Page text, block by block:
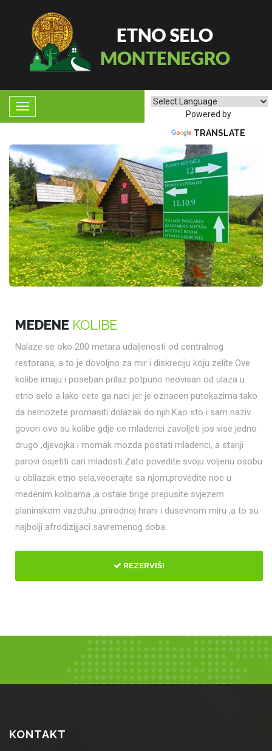
Powered by
TRANSLATE
MEDENE KOLIBE
Nalaze se oko 200 metara udaljenosti od centralnog
restorana, a to je dovoljno za mir i diskreciju koju zelite.Ove
kolibe imaju i poseban prilaz potpuno neovisan od ulaza u
etno selo a lako cete ga naci jer je oznacen putokazima tako
da nemozete promasiti dolazak do njih.Kao sto i sam naziv
govori ovo su kolibe gdje ce mladenci zavoljeti jos vise jedno
drugo ,djevojka i momak mozda postati mladenci, a stariji
parovi osjetiti cari mladosti.Zato povedite svoju voljenu osobu
u obilazak etno sela,vecerajte sa njom,provedite noc u
medenim kolibama ,a ostale brige prepusite svjezem
planinskom vazduhu ,prirodnoj hrani i dusevnom miru ,a to su
najbolji afrodizijjaci savremenog doba.
REZERVIŠI
KONTAKT